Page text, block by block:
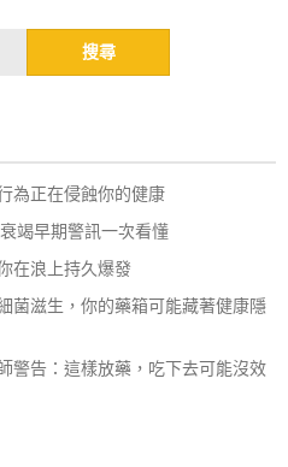
為正在侵蝕你的健康
竭早期警訊一次看懂
在浪上持久爆發
菌滋生，你的藥箱可能藏著健康隱
警告：這樣放藥，吃下去可能沒效